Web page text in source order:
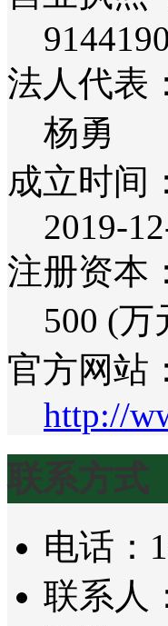
法人代表：
杨勇
成立时间：
2019-
注册资本：
500 (万
官方网站：
http://
联系方式
电话：
联系人